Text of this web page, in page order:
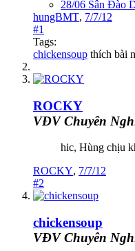
28/06 Sân Đào
hungBMT, 7/7/12
#1
Tags:
chickensoup thích bài
ROCKY
VĐV Chuyên
hic, Hùng chịu
ROCKY, 7/7/12
#2
chickensoup
VĐV Chuyên